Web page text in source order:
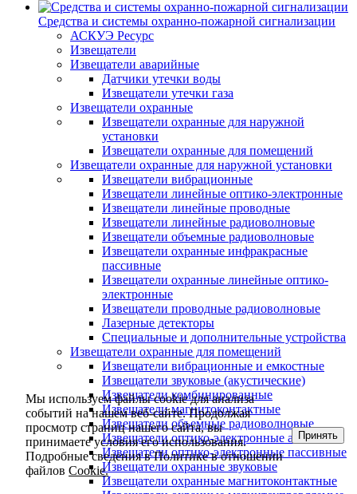
Средства и системы охранно-пожарной сигнализации
АСКУЭ Ресурс
Извещатели
Извещатели аварийные
Датчики утечки воды
Извещатели утечки газа
Извещатели охранные
Извещатели охранные для наружной
установки
Извещатели охранные для помещений
Извещатели охранные для наружной установки
Извещатели вибрационные
Извещатели линейные оптико-электронные
Извещатели линейные проводные
Извещатели линейные радиоволновые
Извещатели объемные радиоволновые
Извещатели охранные инфракрасные
пассивные
Извещатели охранные линейные оптико-
электронные
Извещатели проводные радиоволновые
Лазерные детекторы
Специальные и дополнительные устройства
Извещатели охранные для помещений
Извещатели вибрационные и емкостные
Извещатели звуковые (акустические)
Извещатели комбинированные
Извещатели магнитоконтактные
Извещатели объемные радиоволновые
Извещатели оптико-электронные активные
Извещатели оптико-электронные пассивные
Извещатели охранные звуковые
Извещатели охранные магнитоконтактные
Мы используем файлы cookie для анализа
событий на нашем веб-сайте. Продолжая
просмотр страниц нашего сайта, вы
принимаете условия его использования.
Подробные сведения в Политике в отношении
файловCookie.
Принять